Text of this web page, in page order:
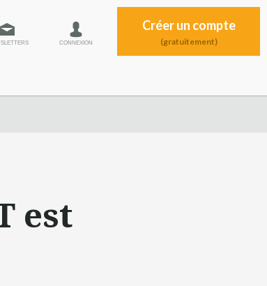
CONNEXION
Créer un compte
(gratuitement)
est